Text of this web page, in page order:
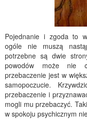
Pojednanie i zgoda to
ogóle nie muszą
potrzebne są dwie
powodów może nie
przebaczenie jest w
samopoczucie.
przebaczenie i
mogli mu przebaczyć.
w spokoju psychicznym